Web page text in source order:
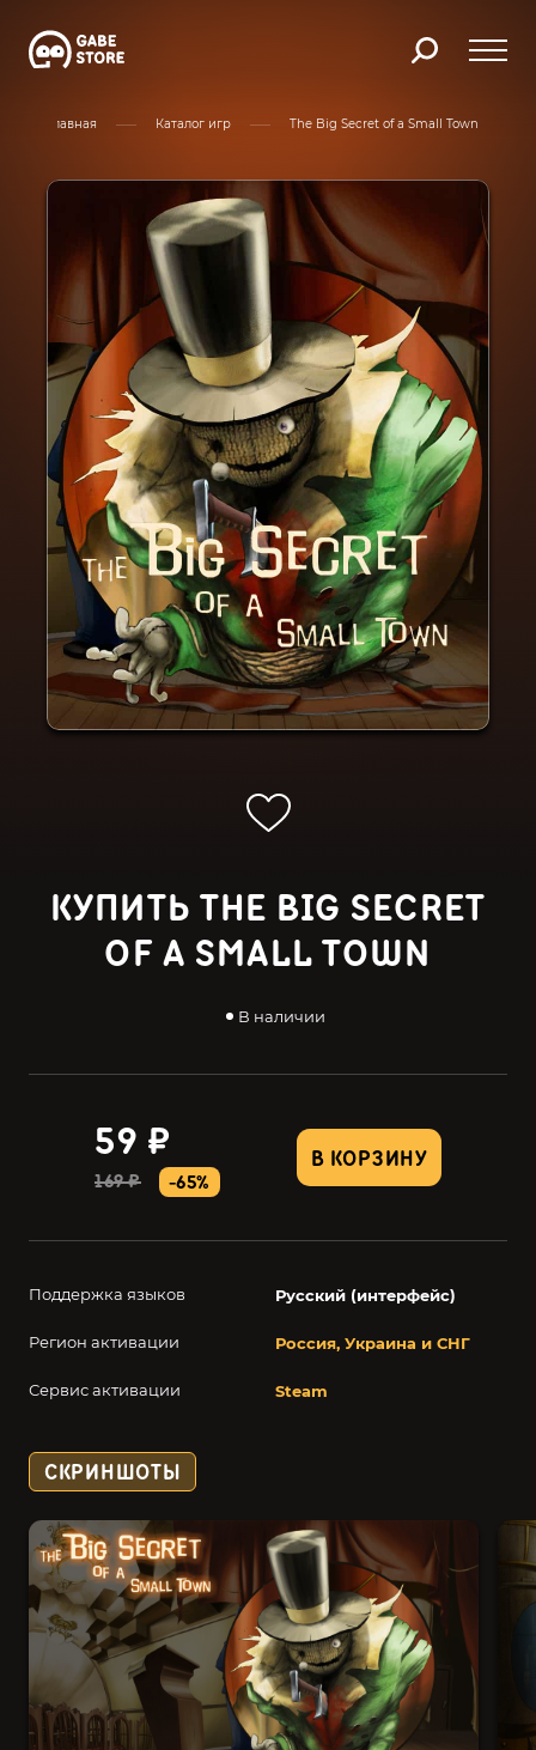
Главная Каталог игр The Big Secret of a Small Town
КУПИТЬ THE BIG SECRET
OF A SMALL TOWN
В наличии
В КОРЗИНУ
59 ₽
169 ₽ -65%
Поддержка языков Русский (интерфейс)
Регион активации Россия, Украина и СНГ
Сервис активации Steam
СКРИНШОТЫ